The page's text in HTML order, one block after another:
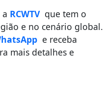
RCWTVque tem o
e no cenário global.
e receba
mais detalhes e